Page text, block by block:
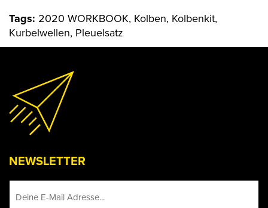
Tags: 2020 WORKBOOK, Kolben, Kolbenkit,
Kurbelwellen, Pleuelsatz
NEWSLETTER